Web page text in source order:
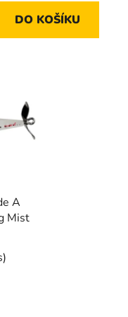
DO KOŠÍKU
A
Mist